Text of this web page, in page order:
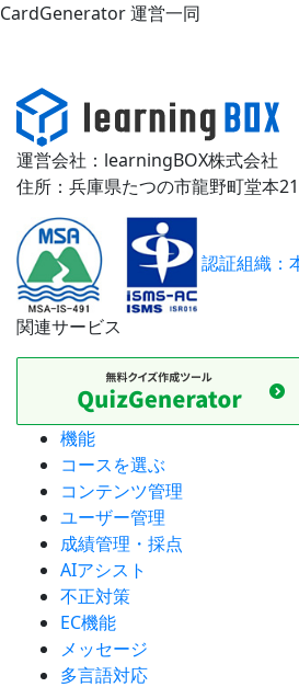
CardGenerator 運営一同
運営会社：learningBOX株式会社
住所：兵庫県たつの市龍野町堂本
認証組織：
関連サービス
機能
コースを選ぶ
コンテンツ管理
ユーザー管理
成績管理・採点
AIアシスト
不正対策
EC機能
メッセージ
多言語対応